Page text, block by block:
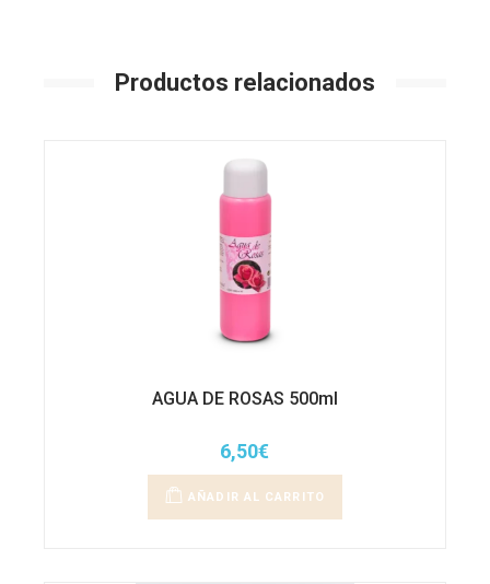
Productos relacionados
AGUA DE ROSAS 500ml
6,50€
AÑADIR AL CARRITO